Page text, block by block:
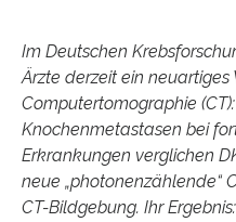
Im Deutschen
Ärzte derzeit ein neuartiges
Computertomographie
Knochenmetastasen bei
Erkrankungen verglichen
neue „photonenzählende“
CT-Bildgebung. Ihr